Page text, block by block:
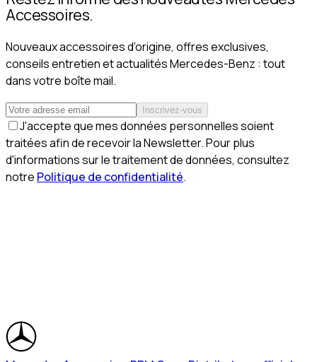
Accessoires.
Nouveaux accessoires d'origine, offres exclusives,
conseils entretien et actualités Mercedes-Benz : tout
dans votre boîte mail.
Inscrivez-vous
J'accepte que mes données personnelles soient
traitées afin de recevoir la Newsletter. Pour plus
d'informations sur le traitement de données, consultez
notre Politique de confidentialité.